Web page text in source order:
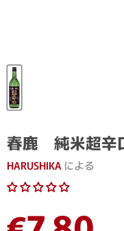
春鹿 純米超辛
HARUSHIKA による